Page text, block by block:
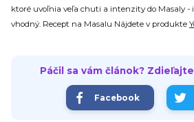
ktoré uvoľnia veľa chuti a intenzity do Masaly -
vhodný. Recept na Masalu Nájdete v produkte
Páčil sa vám článok?
Facebook